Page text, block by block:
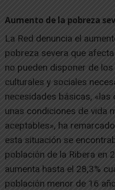
Aumento de la pobreza
La Red denuncia el
pobreza severa que
no pueden disponer de
culturales y sociales
necesidades básicas, «las
unas condiciones de vida
aceptables», ha
esta situación se
población de la Ribera en
aumenta hasta el 28,3%
población menor de 16